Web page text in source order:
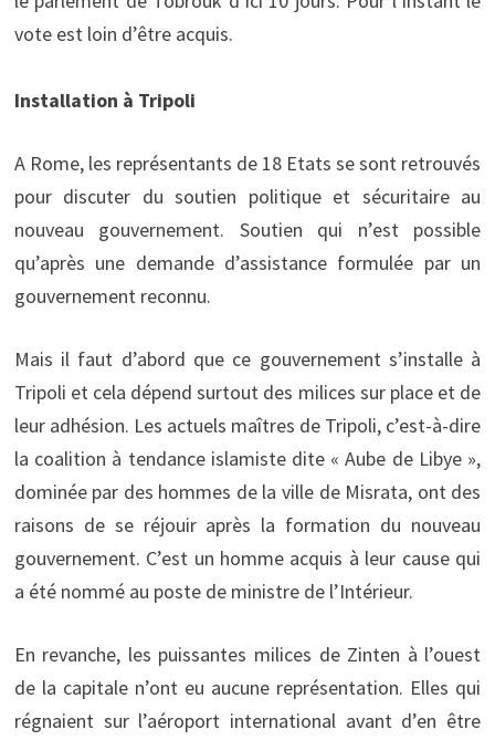
vote est loin d’être acquis.
Installation à Tripoli
A Rome, les représentants de 18 Etats se sont retrouvés
pour discuter du soutien politique et sécuritaire au
nouveau gouvernement. Soutien qui n’est possible
qu’après une demande d’assistance formulée par un
gouvernement reconnu.
Mais il faut d’abord que ce gouvernement s’installe à
Tripoli et cela dépend surtout des milices sur place et de
leur adhésion. Les actuels maîtres de Tripoli, c’est-à-dire
la coalition à tendance islamiste dite « Aube de Libye »,
dominée par des hommes de la ville de Misrata, ont des
raisons de se réjouir après la formation du nouveau
gouvernement. C’est un homme acquis à leur cause qui
a été nommé au poste de ministre de l’Intérieur.
En revanche, les puissantes milices de Zinten à l’ouest
de la capitale n’ont eu aucune représentation. Elles qui
régnaient sur l’aéroport international avant d’en être